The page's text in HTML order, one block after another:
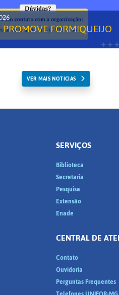
FORMIQUEIJO
VER MAIS NOTICIAS
SERVIÇOS
Biblioteca
Secretaria
Pesquisa
Extensão
Enade
CENTRAL DE
Contato
Ouvidoria
Perguntas Frequentes